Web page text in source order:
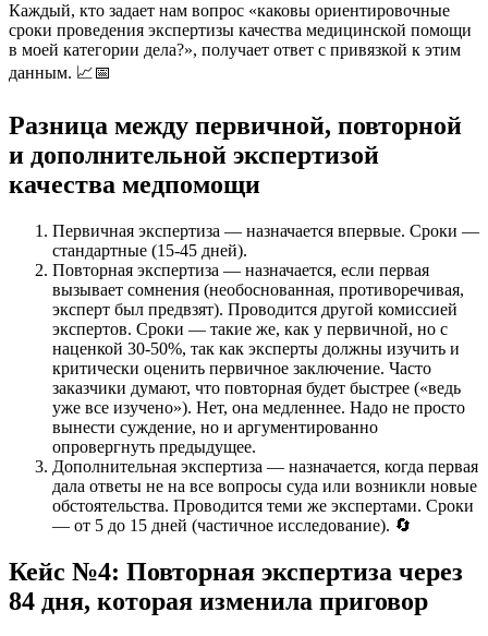
Каждый, кто задает нам вопрос «каковы ориентировочные
сроки проведения экспертизы качества медицинской помощи
в моей категории дела?», получает ответ с привязкой к этим
данным. 📈📅
Разница между первичной, повторной
и дополнительной экспертизой
качества медпомощи
Первичная экспертиза — назначается впервые. Сроки —
стандартные (15-45 дней).
Повторная экспертиза — назначается, если первая
вызывает сомнения (необоснованная, противоречивая,
эксперт был предвзят). Проводится другой комиссией
экспертов. Сроки — такие же, как у первичной, но с
наценкой 30-50%, так как эксперты должны изучить и
критически оценить первичное заключение. Часто
заказчики думают, что повторная будет быстрее («ведь
уже все изучено»). Нет, она медленнее. Надо не просто
вынести суждение, но и аргументированно
опровергнуть предыдущее.
Дополнительная экспертиза — назначается, когда первая
дала ответы не на все вопросы суда или возникли новые
обстоятельства. Проводится теми же экспертами. Сроки
— от 5 до 15 дней (частичное исследование). 🔄
Кейс №4: Повторная экспертиза через
84 дня, которая изменила приговор